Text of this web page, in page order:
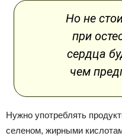
Но не
при
сердца
чем
Нужно употреблять
селеном, жирными